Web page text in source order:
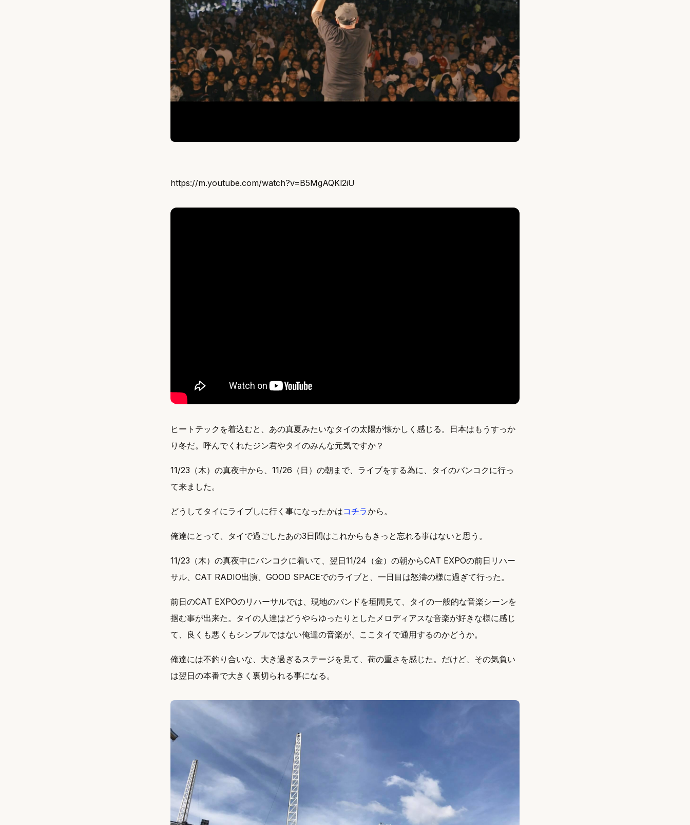
https://m.youtube.com/watch?v=B5MgAQKl2iU
ヒートテックを着込むと、あの真夏みたいなタイの太陽が懐かしく感じる。日本はもうすっか
り冬だ。呼んでくれたジン君やタイのみんな元気ですか？
11/23（木）の真夜中から、11/26（日）の朝まで、ライブをする為に、タイのバンコクに行っ
て来ました。
どうしてタイにライブしに行く事になったかはコチラから。
俺達にとって、タイで過ごしたあの3日間はこれからもきっと忘れる事はないと思う。
11/23（木）の真夜中にバンコクに着いて、翌日11/24（金）の朝からCAT EXPOの前日リハー
サル、CAT RADIO出演、GOOD SPACEでのライブと、一日目は怒濤の様に過ぎて行った。
前日のCAT EXPOのリハーサルでは、現地のバンドを垣間見て、タイの一般的な音楽シーンを
掴む事が出来た。タイの人達はどうやらゆったりとしたメロディアスな音楽が好きな様に感じ
て、良くも悪くもシンプルではない俺達の音楽が、ここタイで通用するのかどうか。
俺達には不釣り合いな、大き過ぎるステージを見て、荷の重さを感じた。だけど、その気負い
は翌日の本番で大きく裏切られる事になる。